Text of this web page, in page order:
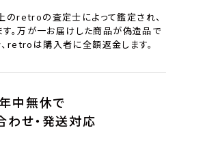
のretroの査定士によって鑑定され、
。万が一お届けした商品が偽造品で
retroは購入者に全額返金します。
年中無休で
わせ・発送対応